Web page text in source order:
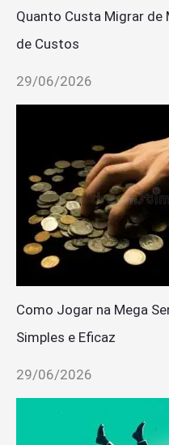
Quanto Custa Migrar de
de Custos
29/06/2026
Como Jogar na Mega
Simples e Eficaz
29/06/2026